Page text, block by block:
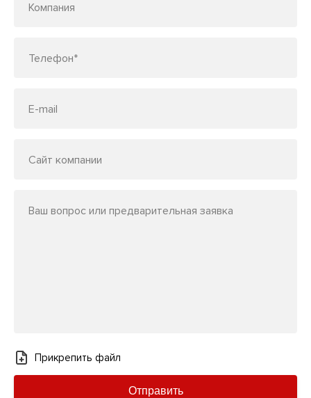
Компания
Телефон*
E-mail
Сайт компании
Ваш вопрос или предварительная заявка
Прикрепить файл
Отправить